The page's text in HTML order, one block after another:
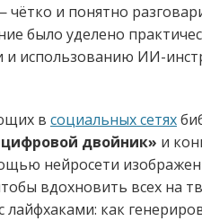
и понятно
было уделено
использованию ИИ-
в социальных сетях
двойник» и
нейросети
вдохновить всех на
лайфхаками: как